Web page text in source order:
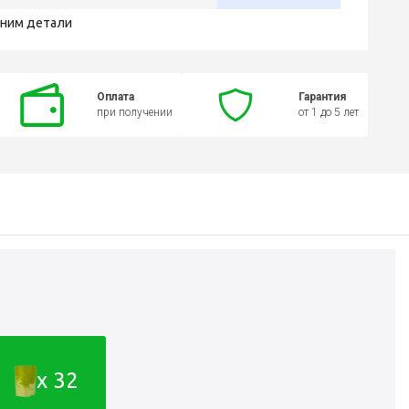
детали
Оплата
при получении
Гарантия
от 1 до 5 лет
x 32